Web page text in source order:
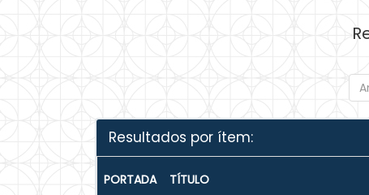
Resultados por ítem:
PORTADA TÍTULO